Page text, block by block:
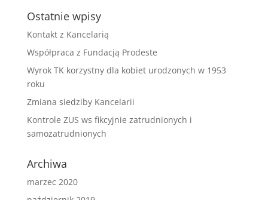
Ostatnie wpisy
Kontakt z Kancelarią
Współpraca z Fundacją Prodeste
Wyrok TK korzystny dla kobiet urodzonych w 1953
roku
Zmiana siedziby Kancelarii
Kontrole ZUS ws fikcyjnie zatrudnionych i
samozatrudnionych
Archiwa
marzec 2020